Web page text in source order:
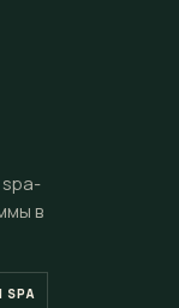
spa-
в
SPA